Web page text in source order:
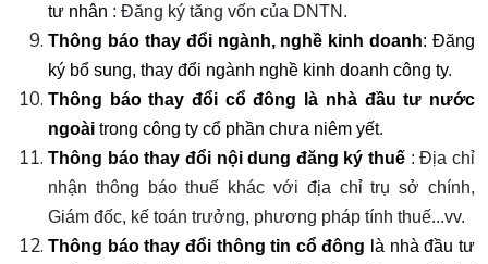
tư nhân : Đăng ký tăng vốn của DNTN.
Thông báo thay đổi ngành, nghề kinh doanh: Đăng
ký bổ sung, thay đổi ngành nghề kinh doanh công ty.
Thông báo thay đổi cổ đông là nhà đầu tư nước
ngoài trong công ty cổ phần chưa niêm yết.
Thông báo thay đổi nội dung đăng ký thuế : Địa chỉ
nhận thông báo thuế khác với địa chỉ trụ sở chính,
Giám đốc, kế toán trưởng, phương pháp tính thuế...vv.
Thông báo thay đổi thông tin cổ đông là nhà đầu tư